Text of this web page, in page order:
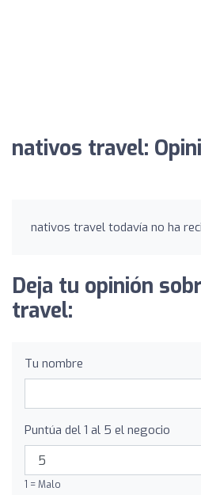
nativos travel:
nativos travel todavía no ha
Deja tu opinión
travel:
Tu nombre
Puntúa del 1 al 5 el negocio
1 = Malo